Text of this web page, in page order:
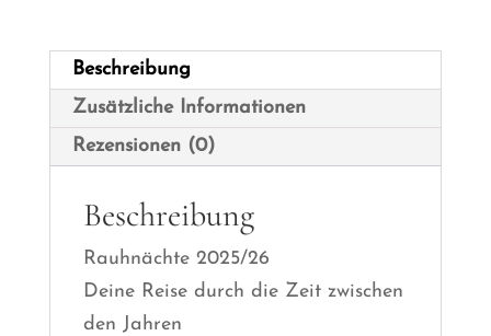
Beschreibung
Zusätzliche Informationen
Rezensionen (0)
Beschreibung
Rauhnächte 2025/26
Deine Reise durch die Zeit zwischen
den Jahren